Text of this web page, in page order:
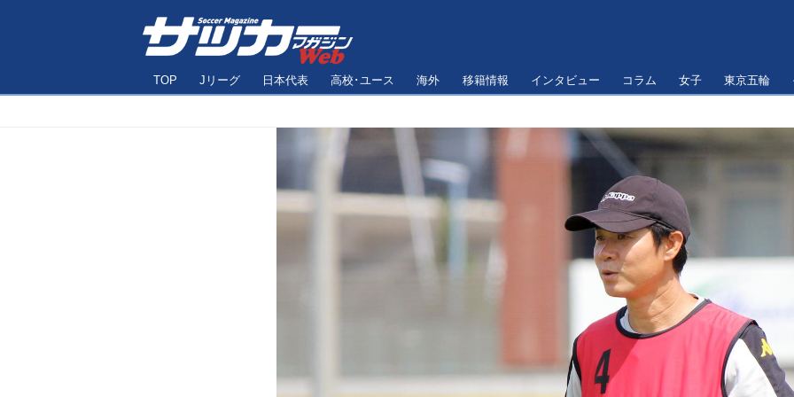
TOP Jリーグ 日本代表 高校･ユース 海外 移籍情報 インタビュー コラム 女子 東京五輪